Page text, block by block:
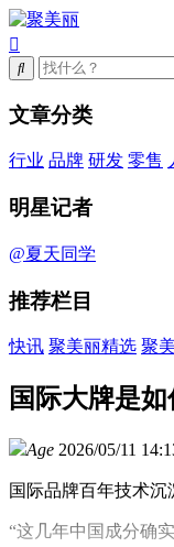
文章分类
行业 品牌 研发 零售
明星记者
@夏天同学
推荐栏目
快讯 聚美丽精选 聚
国际大牌是
Age 2026/05/11
国际品牌百年技术沉
“这几年中国成分确